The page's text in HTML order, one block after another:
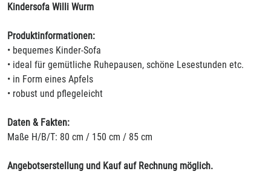
Kindersofa Willi Wurm
Produktinformationen:
• bequemes Kinder-Sofa
• ideal für gemütliche Ruhepausen, schöne Lesestunden etc.
• in Form eines Apfels
• robust und pflegeleicht
Daten & Fakten:
Maße H/B/T: 80 cm / 150 cm / 85 cm
Angebotserstellung und Kauf auf Rechnung möglich.